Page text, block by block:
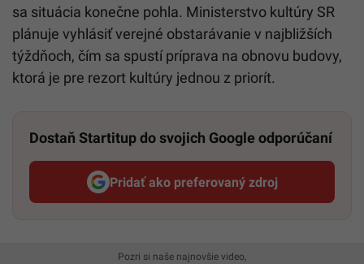
sa situácia konečne pohla. Ministerstvo kultúry SR
plánuje vyhlásiť verejné obstarávanie v najbližších
týždňoch, čím sa spustí príprava na obnovu budovy,
ktorá je pre rezort kultúry jednou z priorít.
Dostaň Startitup do svojich Google odporúčaní
Pridať ako preferovaný zdroj
Startitup, odkaz sa otvorí v
Pozri si naše najnovšie video,